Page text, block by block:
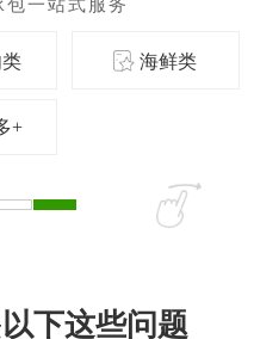
海鲜类
+
以下这些问题